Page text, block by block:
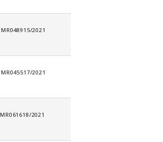
MR048915/2021
MR045517/2021
MR061618/2021